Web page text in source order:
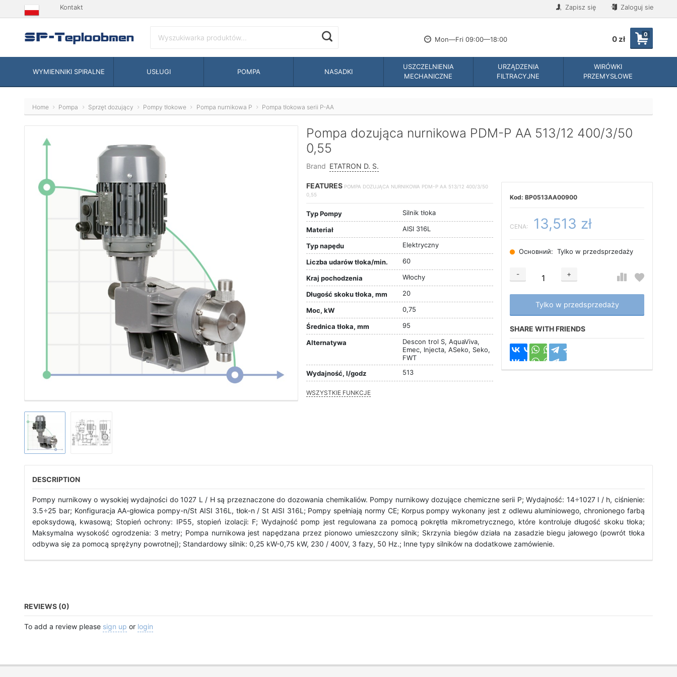
Kontakt Zapisz się Zaloguj sie
Mon—Fri 09:00—18:00
0
0 zł
WYMIENNIKI SPIRALNE USŁUGI POMPA NASADKI
USZCZELNIENIA
MECHANICZNE
URZĄDZENIA
FILTRACYJNE
WIRÓWKI
PRZEMYSŁOWE
Home Pompa Sprzęt dozujący Pompy tłokowe Pompa nurnikowa P Pompa tłokowa serii P-AA
Pompa dozująca nurnikowa PDM-P AA 513/12 400/3/50
0,55
Brand ETATRON D. S.
BP0513AA00900
CENA: 13,513 zł
Основний: Tylko w przedsprzedaży
-
+
Добавляется...
Tylko w przedsprzedaży
Добавлен
SHARE WITH FRIENDS
FEATURES POMPA DOZUJĄCA NURNIKOWA PDM-P AA 513/12 400/3/50
0,55
Typ Pompy Silnik tłoka
Materiał AISI 316L
Typ napędu Elektryczny
Liczba udarów tłoka/min. 60
Kraj pochodzenia Włochy
Długość skoku tłoka, mm 20
Moc, kW 0,75
Średnica tłoka, mm 95
Alternatywa
Descon trol S, AquaViva,
Emec, Injecta, ASeko, Seko,
FWT
Wydajność, l/godz
513
WSZYSTKIE FUNKCJE
DESCRIPTION
Pompy nurnikowy o wysokiej wydajności do 1027 L / H są przeznaczone do dozowania chemikaliów. Pompy nurnikowy dozujące chemiczne serii P; Wydajność: 14÷1027 l / h, ciśnienie:
3.5÷25 bar; Konfiguracja AA-głowica pompy-n/St AISI 316L, tłok-n / St AISI 316L; Pompy spełniają normy CE; Korpus pompy wykonany jest z odlewu aluminiowego, chronionego farbą
epoksydową, kwasową; Stopień ochrony: IP55, stopień izolacji: F; Wydajność pomp jest regulowana za pomocą pokrętła mikrometrycznego, które kontroluje długość skoku tłoka;
Maksymalna wysokość ogrodzenia: 3 metry; Pompa nurnikowa jest napędzana przez pionowo umieszczony silnik; Skrzynia biegów działa na zasadzie biegu jałowego (powrót tłoka
odbywa się za pomocą sprężyny powrotnej); Standardowy silnik: 0,25 kW-0,75 kW, 230 / 400V, 3 fazy, 50 Hz.; Inne typy silników na dodatkowe zamówienie.
REVIEWS (0)
To add a review please sign up or login